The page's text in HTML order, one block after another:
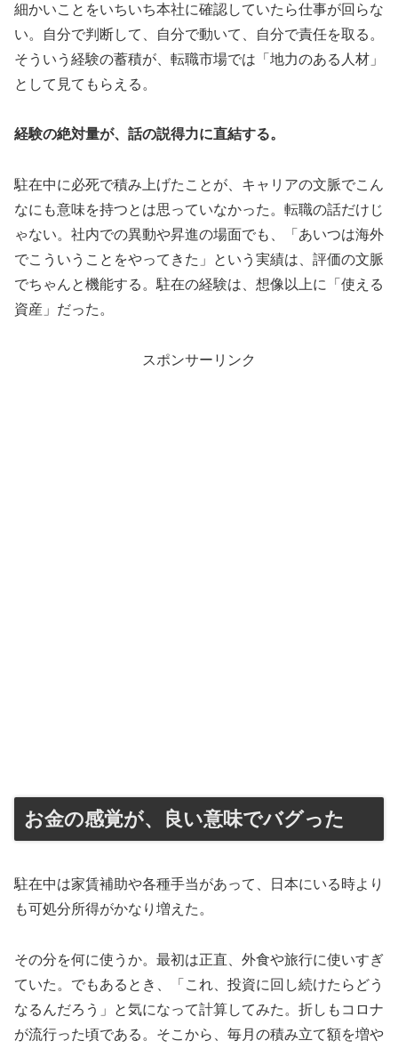
細かいことをいちいち本社に確認していたら仕事が回らな
い。自分で判断して、自分で動いて、自分で責任を取る。
そういう経験の蓄積が、転職市場では「地力のある人材」
として見てもらえる。
経験の絶対量が、話の説得力に直結する。
駐在中に必死で積み上げたことが、キャリアの文脈でこん
なにも意味を持つとは思っていなかった。転職の話だけじ
ゃない。社内での異動や昇進の場面でも、「あいつは海外
でこういうことをやってきた」という実績は、評価の文脈
でちゃんと機能する。駐在の経験は、想像以上に「使える
資産」だった。
スポンサーリンク
お金の感覚が、良い意味でバグった
駐在中は家賃補助や各種手当があって、日本にいる時より
も可処分所得がかなり増えた。
その分を何に使うか。最初は正直、外食や旅行に使いすぎ
ていた。でもあるとき、「これ、投資に回し続けたらどう
なるんだろう」と気になって計算してみた。折しもコロナ
が流行った頃である。そこから、毎月の積み立て額を増や